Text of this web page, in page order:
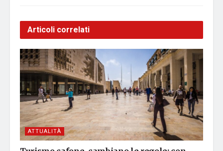
Articoli correlati
ATTUALITÀ